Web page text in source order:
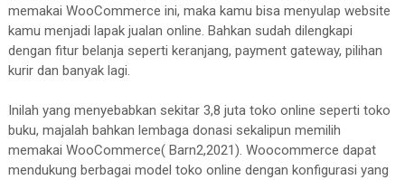
memakai WooCommerce ini, maka kamu bisa menyulap website
kamu menjadi lapak jualan online. Bahkan sudah dilengkapi
dengan fitur belanja seperti keranjang, payment gateway, pilihan
kurir dan banyak lagi.
Inilah yang menyebabkan sekitar 3,8 juta toko online seperti toko
buku, majalah bahkan lembaga donasi sekalipun memilih
memakai WooCommerce( Barn2,2021). Woocommerce dapat
mendukung berbagai model toko online dengan konfigurasi yang